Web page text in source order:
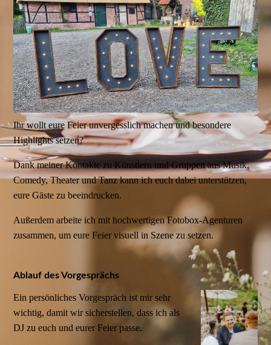
Ihr wollt eure Feier unvergesslich machen und besondere
Highlights setzen?
Dank meiner Kontakte zu Künstlern und Gruppen aus Musik,
Comedy, Theater und Tanz kann ich euch dabei unterstützen,
eure Gäste zu beeindrucken.
Außerdem arbeite ich mit hochwertigen Fotobox-Agenturen
zusammen, um eure Feier visuell in Szene zu setzen.
Ablauf des Vorgesprächs
Ein persönliches Vorgespräch ist mir sehr
wichtig, damit wir sicherstellen, dass ich als
DJ zu euch und eurer Feier passe.